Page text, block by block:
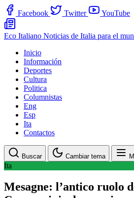
Facebook Twitter YouTube
Eco Italiano Noticias de Italia para el
Inicio
Información
Deportes
Cultura
Politica
Columnistas
Eng
Esp
Ita
Contactos
Buscar Cambiar tema
Ita
Mesagne: l’antico ruolo